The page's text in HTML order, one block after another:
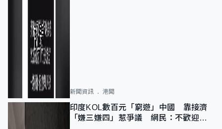
新聞資訊 港聞
印度KOL數百元「窮遊」中國 靠接濟
「嫌三嫌四」惹爭議 網民：不歡迎劣